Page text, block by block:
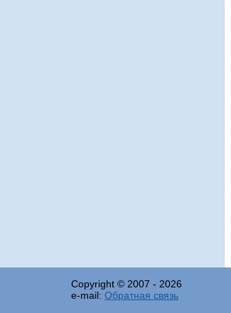
Copyright © 2007 - 2026
e-mail: Обратная связь